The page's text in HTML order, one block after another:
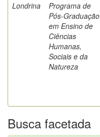
Londrina
Programa de
Pós-Graduação
em Ensino de
Ciências
Humanas,
Sociais e da
Natureza
Busca facetada